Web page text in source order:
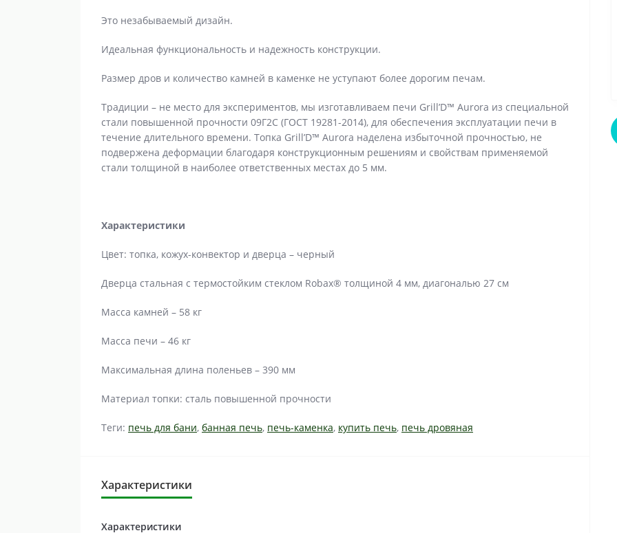
Это незабываемый дизайн.
Идеальная функциональность и надежность конструкции.
Размер дров и количество камней в каменке не уступают более дорогим печам.
Традиции – не место для экспериментов, мы изготавливаем печи Grill’D™ Aurora из специальной
стали повышенной прочности 09Г2С (ГОСТ 19281-2014), для обеспечения эксплуатации печи в
течение длительного времени. Топка Grill’D™ Aurora наделена избыточной прочностью, не
подвержена деформации благодаря конструкционным решениям и свойствам применяемой
стали толщиной в наиболее ответственных местах до 5 мм.
Характеристики
Цвет: топка, кожух-конвектор и дверца – черный
Дверца стальная с термостойким стеклом Robax® толщиной 4 мм, диагональю 27 см
Масса камней – 58 кг
Масса печи – 46 кг
Максимальная длина поленьев – 390 мм
Материал топки: сталь повышенной прочности
Теги: печь для бани, банная печь, печь-каменка, купить печь, печь дровяная
Характеристики
Характеристики